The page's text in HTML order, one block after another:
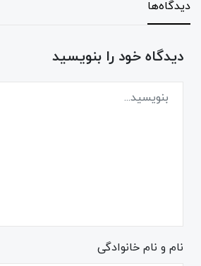
دیدگاه‌ها
دیدگاه خود را بنویسید
نام و نام خانوادگی